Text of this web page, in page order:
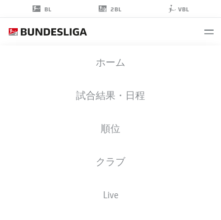
BL 2BL VBL
ホーム
試合結果・日程
順位
クラブ
Live